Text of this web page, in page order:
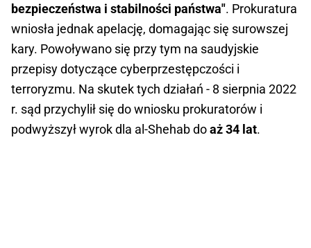
bezpieczeństwa i stabilności państwa". Prokuratura
wniosła jednak apelację, domagając się surowszej
kary. Powoływano się przy tym na saudyjskie
przepisy dotyczące cyberprzestępczości i
terroryzmu. Na skutek tych działań - 8 sierpnia 2022
r. sąd przychylił się do wniosku prokuratorów i
podwyższył wyrok dla al-Shehab doaż 34 lat.